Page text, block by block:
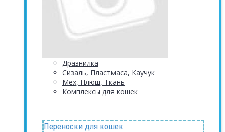
Дразнилка
Сизаль, Пластмаса, Каучук
Мех, Плюш, Ткань
Комплексы для кошек
Переноски для кошек